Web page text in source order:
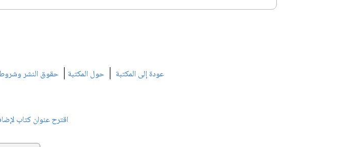
عودة إلى المكتبة | حول المكتبة | حقوق النشر
اقترح عنوان كتاب